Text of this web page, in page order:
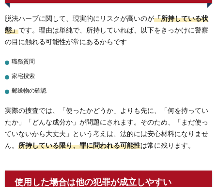
脱法ハーブに関して、現実的にリスクが高いのが「所持している状
態」です。理由は単純で、所持していれば、以下をきっかけに警察
の目に触れる可能性が常にあるからです
職務質問
家宅捜索
郵送物の確認
実際の捜査では、「使ったかどうか」よりも先に、「何を持ってい
たか」「どんな成分か」が問題にされます。そのため、「まだ使っ
ていないから大丈夫」という考えは、法的には安心材料になりませ
ん。 所持している限り、罪に問われる可能性は常に残ります。
使用した場合は他の犯罪が成立しやすい